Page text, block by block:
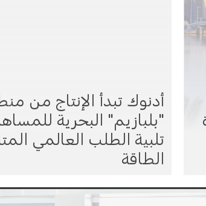
أدنوك تبدأ الإنتاج من
"بلبازيم" البحرية
تلبية الطلب العالمي
الطاقة